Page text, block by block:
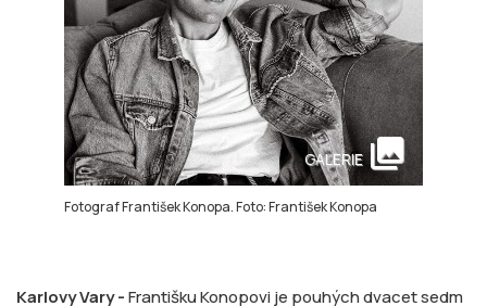
Fotograf František Konopa. Foto: František Konopa
GALERIE collections
Karlovy Vary -Františku Konopovi je pouhých dvacet sedm